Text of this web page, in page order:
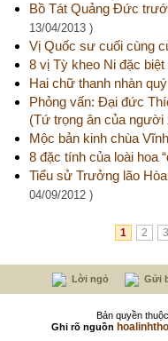
Bồ Tát Quảng Đức
13/04/2013 )
Vị Quốc sư cuối cùng
8 vị Tỳ kheo Ni đặc
Hai chữ thanh nhàn
Phỏng vấn: Đại đức
(Tứ trọng ân của
Mộc bản kinh chùa
8 đặc tính của loài hoa
Tiểu sử Trưởng lão
04/09/2012 )
1 2 3
Lời ngỏ Gửi
Bản quyền
Ghi rõ nguồn